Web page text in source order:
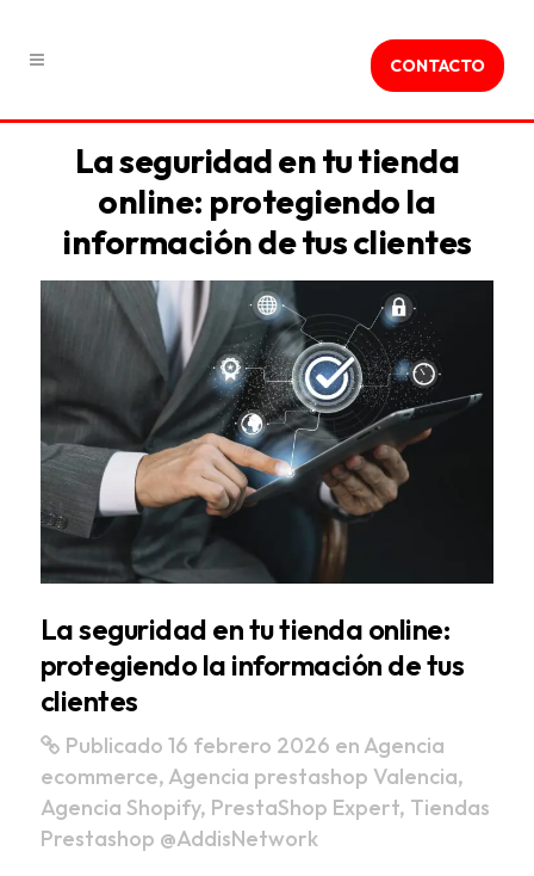
CONTACTO
La seguridad en tu tienda
online: protegiendo la
información de tus clientes
La seguridad en tu tienda online:
protegiendo la información de tus
clientes
Publicado 16 febrero 2026 en Agencia
ecommerce, Agencia prestashop Valencia,
Agencia Shopify, PrestaShop Expert, Tiendas
Prestashop @AddisNetwork